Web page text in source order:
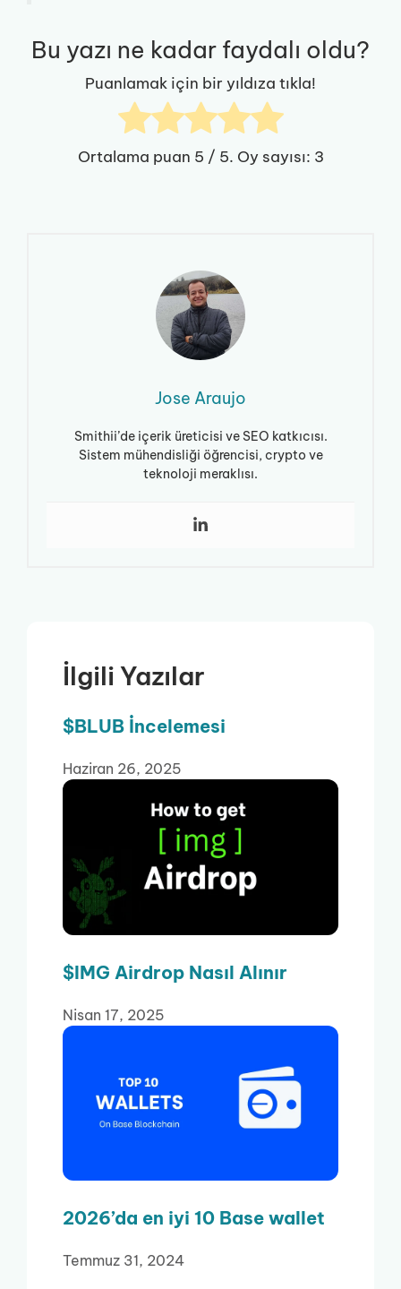
Bu yazı ne kadar faydalı oldu?
Puanlamak için bir yıldıza tıkla!
Ortalama puan 5 / 5. Oy sayısı: 3
Jose Araujo
Smithii’de içerik üreticisi ve SEO katkıcısı.
Sistem mühendisliği öğrencisi, crypto ve
teknoloji meraklısı.
İlgili Yazılar
$BLUB İncelemesi
Haziran 26, 2025
$IMG Airdrop Nasıl Alınır
Nisan 17, 2025
2026’da en iyi 10 Base wallet
Temmuz 31, 2024